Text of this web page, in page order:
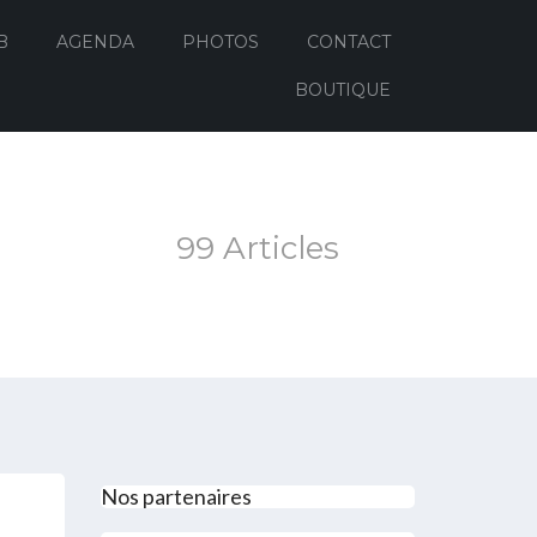
AGENDA PHOTOS CONTACT
BOUTIQUE
99 Articles
Nos partenaires